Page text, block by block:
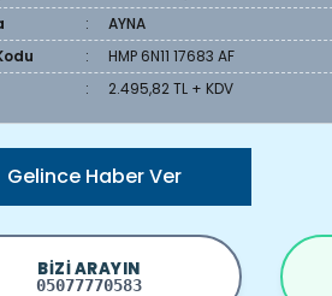
AYNA
HMP 6N11 17683 AF
2.495,82 TL + KDV
Gelince Haber Ver
BIZI ARAYIN
05077770583